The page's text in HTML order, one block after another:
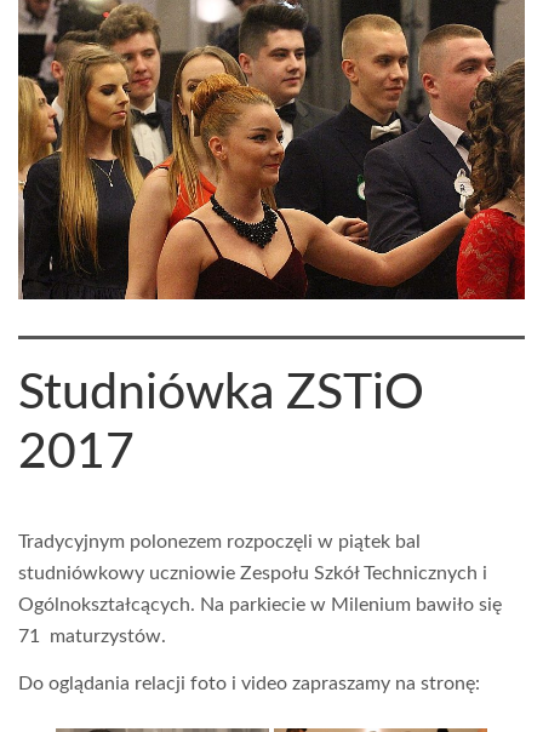
Studniówka ZSTiO
2017
Tradycyjnym polonezem rozpoczęli w piątek bal
studniówkowy uczniowie Zespołu Szkół Technicznych i
Ogólnokształcących. Na parkiecie w Milenium bawiło się
71 maturzystów.
Do oglądania relacji foto i video zapraszamy na stronę: